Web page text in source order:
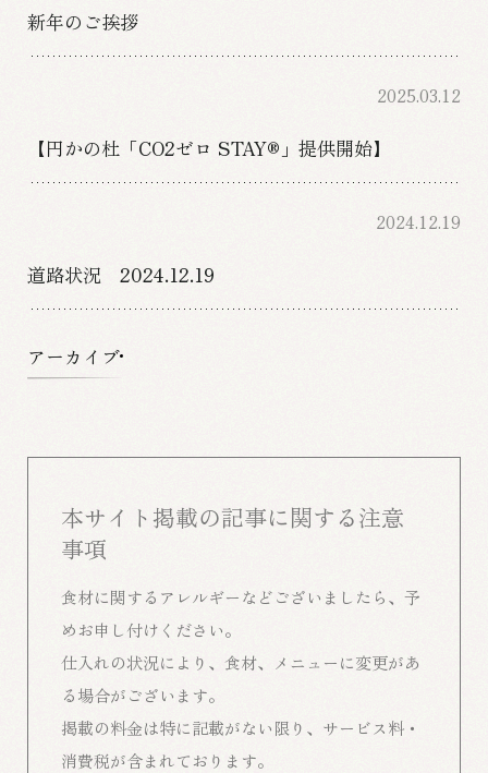
新年のご挨拶
2025.03.12
【円かの杜「CO2ゼロ STAY®」提供開始】
2024.12.19
道路状況 2024.12.19
アーカイブ
本サイト掲載の記事に関する注意
事項
食材に関するアレルギーなどございましたら、予
めお申し付けください。
仕入れの状況により、食材、メニューに変更があ
る場合がございます。
掲載の料金は特に記載がない限り、サービス料・
消費税が含まれております。